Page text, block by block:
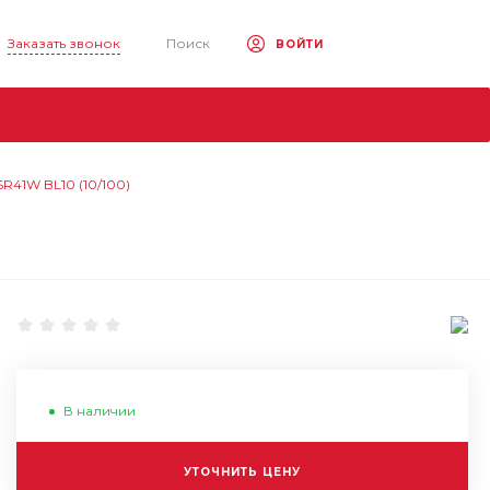
Заказать звонок Поиск ВОЙТИ
BL10 (10/100)
В наличии
УТОЧНИТЬ ЦЕНУ